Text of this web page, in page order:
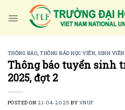
THÔNG BÁO,THÔNG BÁO HỌC VIÊN, SINH VIÊN
Thông báo tuyển sinh
2025, đợt 2
POSTED ON 21-04-2025 BY VNUF